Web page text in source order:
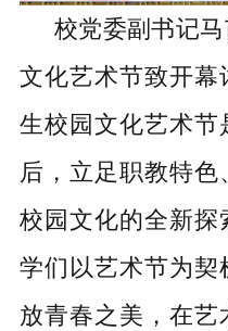
校党委副书记
文化艺术节致开幕
生校园文化艺术节
后，立足职教特
校园文化的全新探
学们以艺术节为契
放青春之美，在